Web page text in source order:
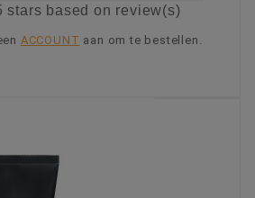
stars based on review(s)
ACCOUNT aan om te bestellen.